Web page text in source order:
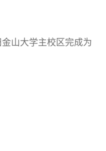
山大学主校区完成为